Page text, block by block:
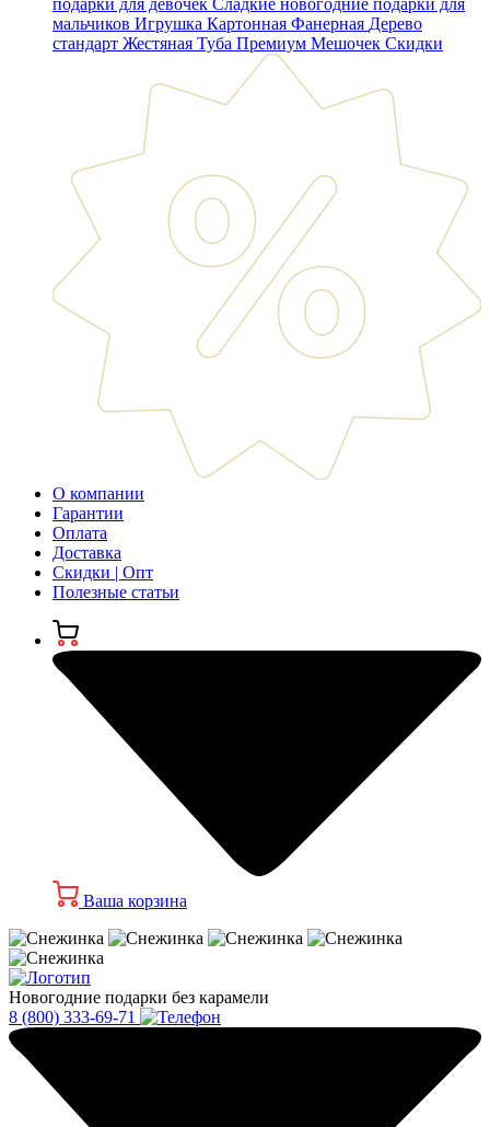
подарки для девочек Сладкие новогодние подарки для
мальчиков Игрушка Картонная Фанерная Дерево
стандарт Жестяная Туба Премиум Мешочек Скидки
О компании
Гарантии
Оплата
Доставка
Скидки | Опт
Полезные статьи
Ваша корзина
Новогодние подарки без карамели
8 (800) 333-69-71